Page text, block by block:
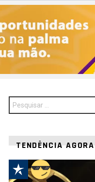
Procurar
por:
TENDÊNCIA AGORA